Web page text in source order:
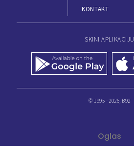
KONTAKT
SKINI APLIKACIJU
© 1995 - 2026, B92